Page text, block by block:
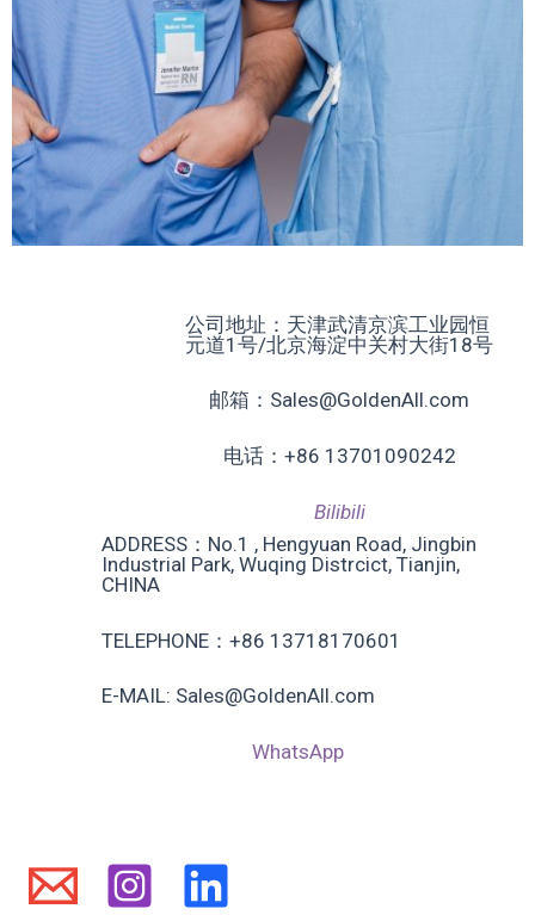
公司地址：天津武清京滨工业园恒
元道1号/北京海淀中关村大街18号
邮箱：Sales@GoldenAll.com
电话：+86 13701090242
Bilibili
ADDRESS：No.1 , Hengyuan Road, Jingbin
Industrial Park, Wuqing Distrcict, Tianjin,
CHINA
TELEPHONE：+86 13718170601
E-MAIL: Sales@GoldenAll.com
WhatsApp